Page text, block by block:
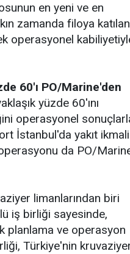
en yeni ve en
zamanda filoya katılan
operasyonel
60'ı PO/Marine'den
yüzde 60'ını
operasyonel
İstanbul'da yakıt ikmali
da PO/
limanlarından biri
iş birliği sayesinde,
planlama ve operasyon
Türkiye'nin